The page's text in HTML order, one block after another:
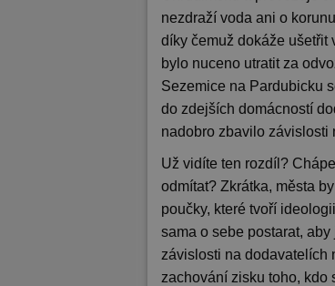
nezdraží voda ani o
díky čemuž dokáže ušetřit
bylo nuceno utratit za
Sezemice na Pardubicku
do zdejších domácností
nadobro zbavilo závislosti
Už vidíte ten rozdíl?
odmítat? Zkrátka, města
poučky, které tvoří
sama o sebe postarat,
závislosti na dodavatelích
zachování zisku toho, kdo